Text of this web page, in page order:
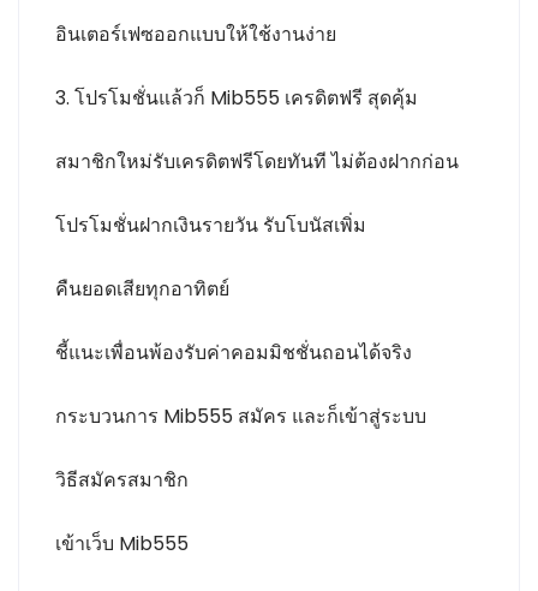
อินเตอร์เฟซออกแบบให้ใช้งานง่าย
3. โปรโมชั่นแล้วก็ Mib555 เครดิตฟรี สุดคุ้ม
สมาชิกใหม่รับเครดิตฟรีโดยทันที ไม่ต้องฝากก่อน
โปรโมชั่นฝากเงินรายวัน รับโบนัสเพิ่ม
คืนยอดเสียทุกอาทิตย์
ชี้แนะเพื่อนพ้องรับค่าคอมมิชชั่นถอนได้จริง
กระบวนการ Mib555 สมัคร และก็เข้าสู่ระบบ
วิธีสมัครสมาชิก
เข้าเว็บ Mib555